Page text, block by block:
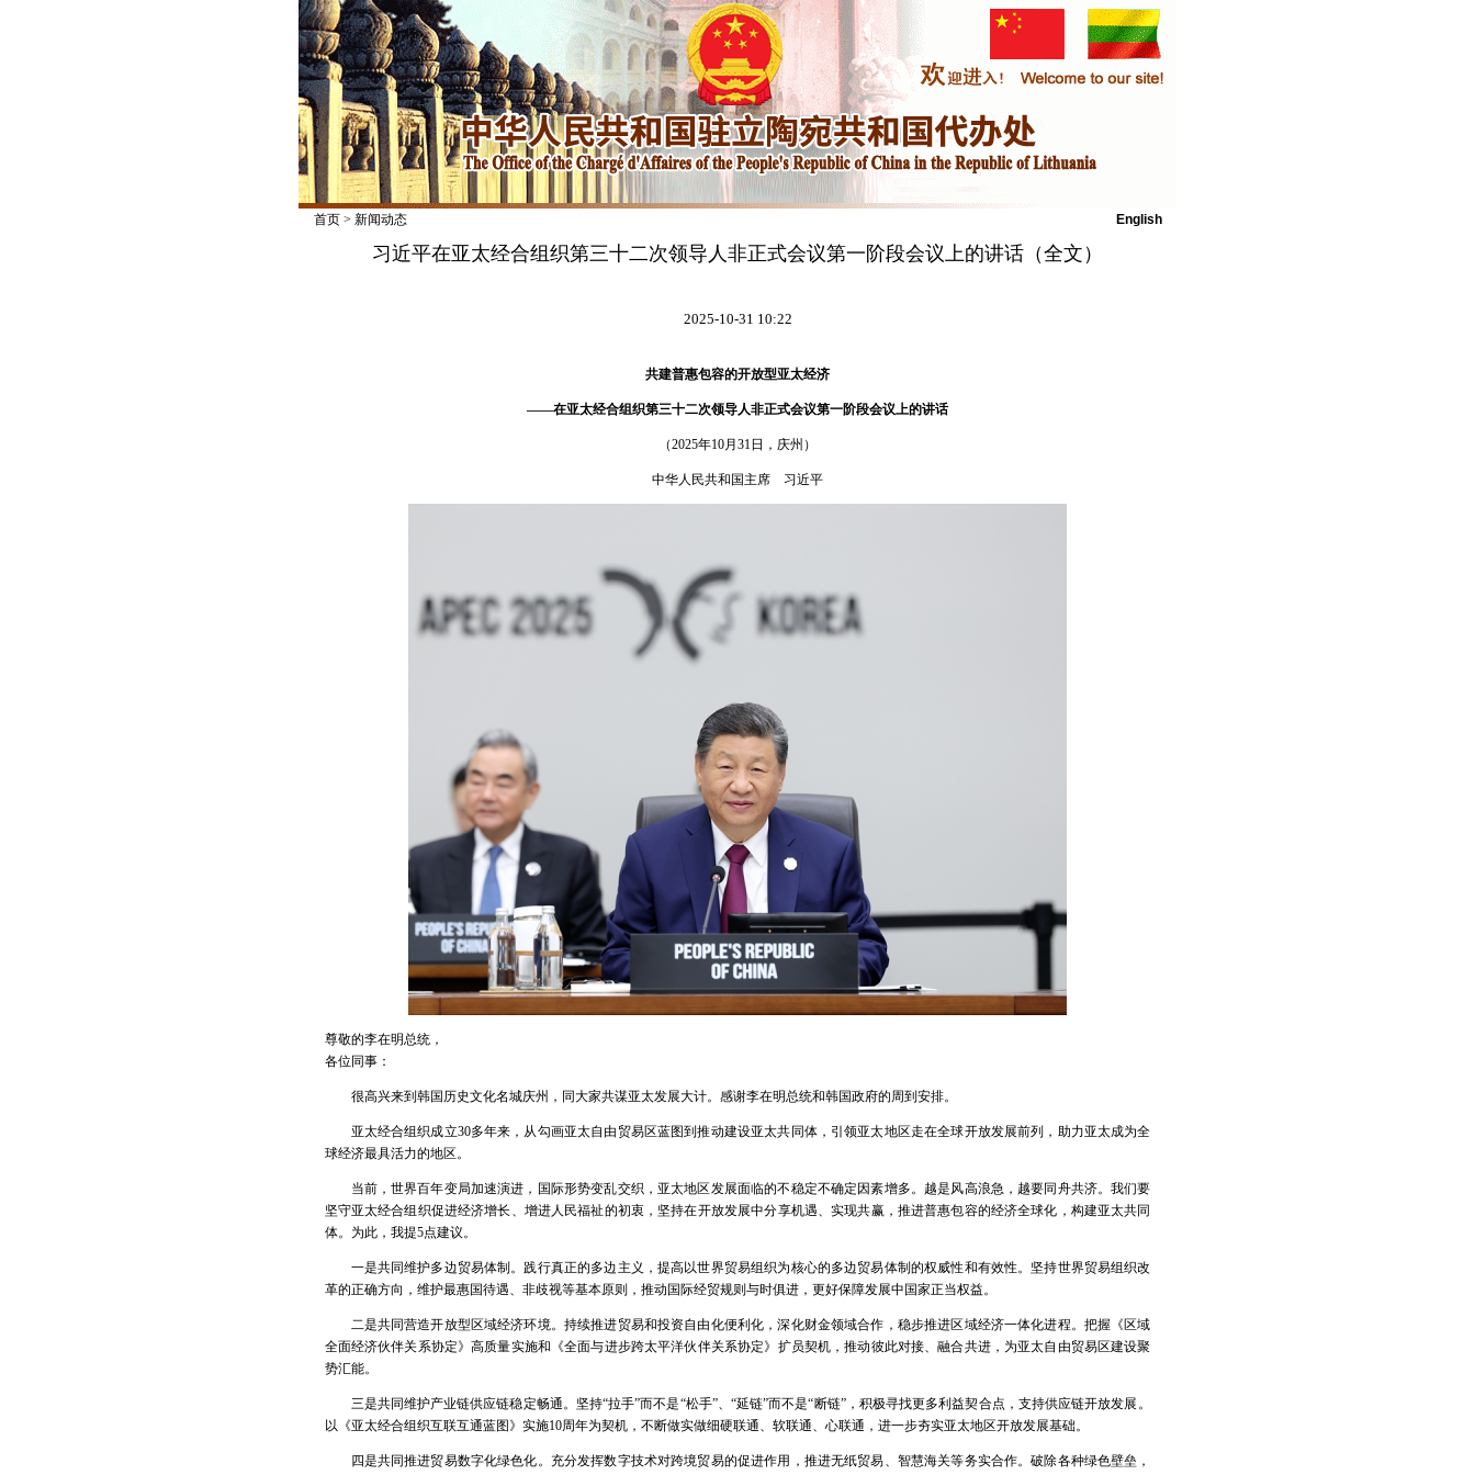
首页> 新闻动态 English
习近平在亚太经合组织第三十二次领导人非正式会议第一阶段会议上的讲话（全文）
2025-10-31 10:22
共建普惠包容的开放型亚太经济
——在亚太经合组织第三十二次领导人非正式会议第一阶段会议上的讲话
（2025年10月31日，庆州）
中华人民共和国主席 习近平
尊敬的李在明总统，
各位同事：
很高兴来到韩国历史文化名城庆州，同大家共谋亚太发展大计。感谢李在明总统和韩国政府的周到安排。
亚太经合组织成立30多年来，从勾画亚太自由贸易区蓝图到推动建设亚太共同体，引领亚太地区走在全球开放发展前列，助力亚太成为全
球经济最具活力的地区。
当前，世界百年变局加速演进，国际形势变乱交织，亚太地区发展面临的不稳定不确定因素增多。越是风高浪急，越要同舟共济。我们要
坚守亚太经合组织促进经济增长、增进人民福祉的初衷，坚持在开放发展中分享机遇、实现共赢，推进普惠包容的经济全球化，构建亚太共同
体。为此，我提5点建议。
一是共同维护多边贸易体制。践行真正的多边主义，提高以世界贸易组织为核心的多边贸易体制的权威性和有效性。坚持世界贸易组织改
革的正确方向，维护最惠国待遇、非歧视等基本原则，推动国际经贸规则与时俱进，更好保障发展中国家正当权益。
二是共同营造开放型区域经济环境。持续推进贸易和投资自由化便利化，深化财金领域合作，稳步推进区域经济一体化进程。把握《区域
全面经济伙伴关系协定》高质量实施和《全面与进步跨太平洋伙伴关系协定》扩员契机，推动彼此对接、融合共进，为亚太自由贸易区建设聚
势汇能。
三是共同维护产业链供应链稳定畅通。坚持“拉手”而不是“松手”、“延链”而不是“断链”，积极寻找更多利益契合点，支持供应链开放发展。
以《亚太经合组织互联互通蓝图》实施10周年为契机，不断做实做细硬联通、软联通、心联通，进一步夯实亚太地区开放发展基础。
四是共同推进贸易数字化绿色化。充分发挥数字技术对跨境贸易的促进作用，推进无纸贸易、智慧海关等务实合作。破除各种绿色壁垒，